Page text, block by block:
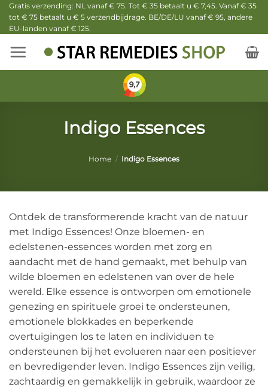
Ga
naar
inhoud
Gratis verzending: NL vanaf € 75. Tot € 35 betaalt u € 7,45. Vanaf € 35
tot € 75 betaalt u € 5 verzendbijdrage. BE/DE/LU vanaf € 95, andere
EU-landen vanaf € 125.
Indigo Essences
Home / Indigo Essences
Ontdek de transformerende kracht van de natuur
met Indigo Essences! Onze bloemen- en
edelstenen-essences worden met zorg en
aandacht met de hand gemaakt, met behulp van
wilde bloemen en edelstenen van over de hele
wereld. Elke essence is ontworpen om emotionele
genezing en spirituele groei te ondersteunen,
emotionele blokkades en beperkende
overtuigingen los te laten en individuen te
ondersteunen bij het evolueren naar een positiever
en bevredigender leven. Indigo Essences zijn veilig,
zachtaardig en gemakkelijk in gebruik, waardoor ze